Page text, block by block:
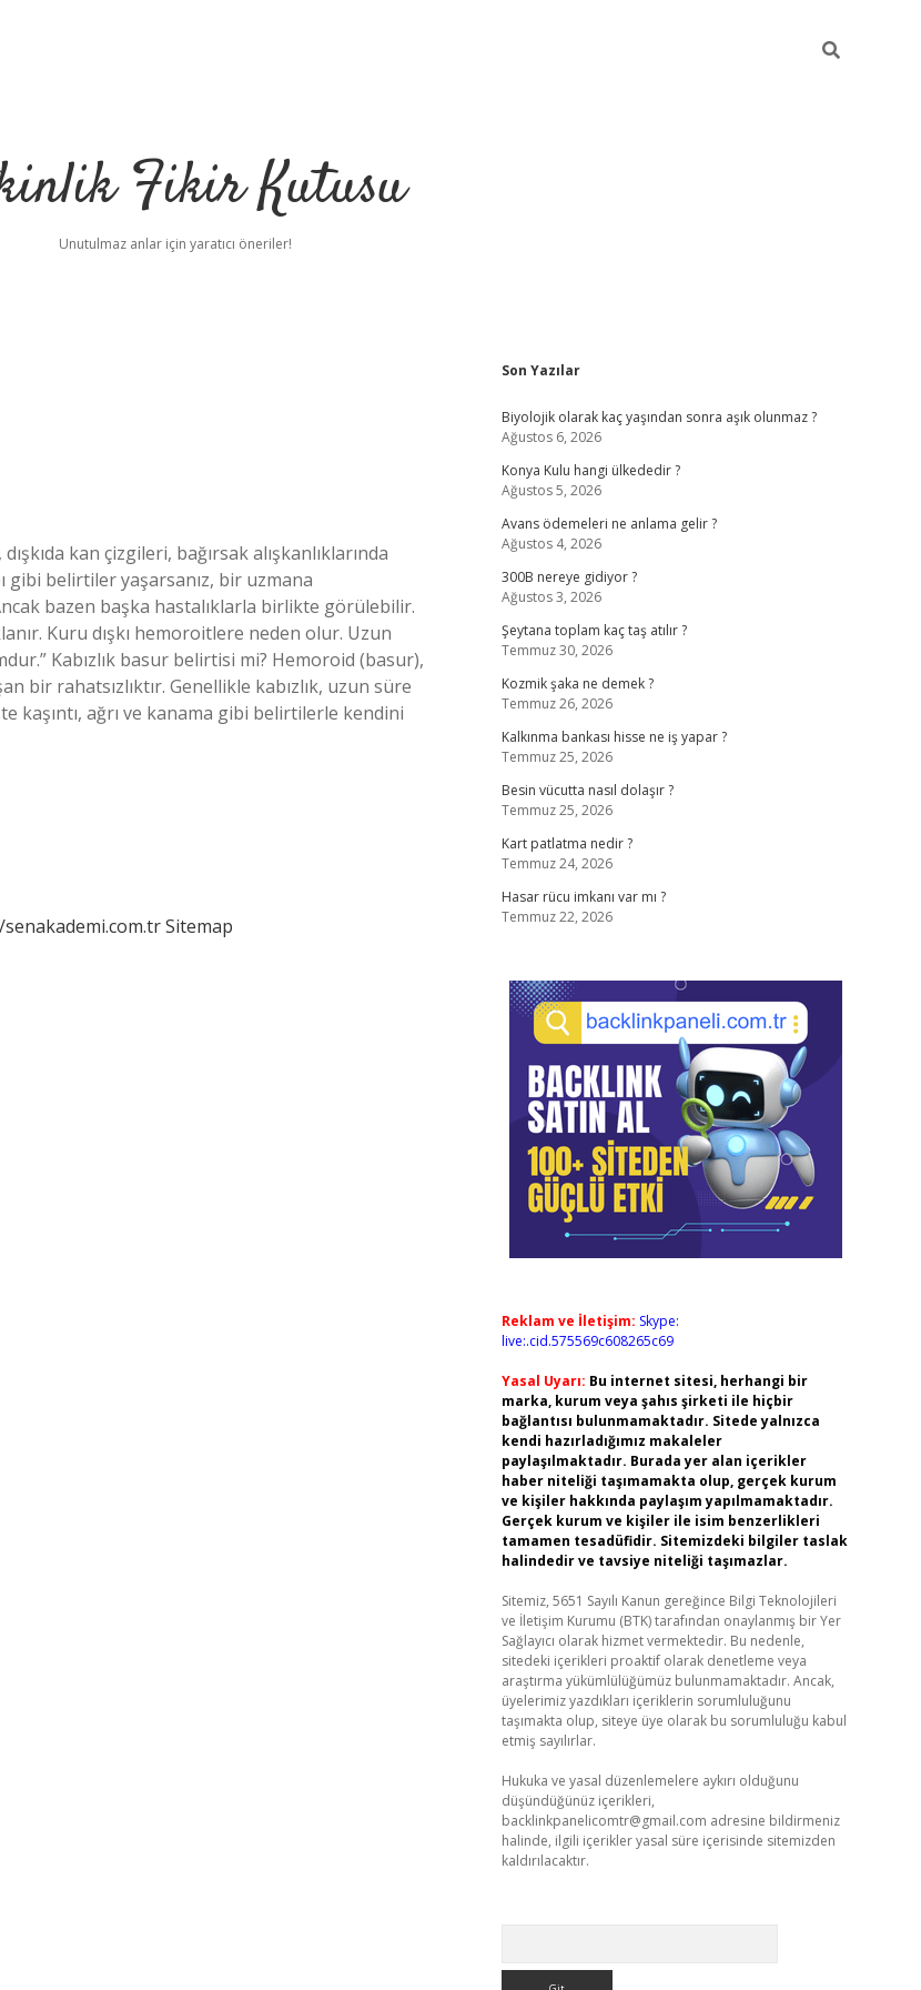
Fikir Kutusu
Unutulmaz anlar için yaratıcı öneriler!
kan çizgileri, bağırsak alışkanlıklarında
gibi belirtiler yaşarsanız, bir uzmana
bazen başka hastalıklarla birlikte görülebilir.
Kuru dışkı hemoroitlere neden olur. Uzun
Kabızlık basur belirtisi mi? Hemoroid (basur),
bir rahatsızlıktır. Genellikle kabızlık, uzun süre
kaşıntı, ağrı ve kanama gibi belirtilerle kendini
Sitemap
Sidebar
Son Yazılar
Biyolojik olarak kaç yaşından sonra aşık olunmaz ?
Ağustos 6, 2026
Konya Kulu hangi ülkededir ?
Ağustos 5, 2026
Avans ödemeleri ne anlama gelir ?
Ağustos 4, 2026
300B nereye gidiyor ?
Ağustos 3, 2026
Şeytana toplam kaç taş atılır ?
Temmuz 30, 2026
Kozmik şaka ne demek ?
Temmuz 26, 2026
Kalkınma bankası hisse ne iş yapar ?
Temmuz 25, 2026
Besin vücutta nasıl dolaşır ?
Temmuz 25, 2026
Kart patlatma nedir ?
Temmuz 24, 2026
Hasar rücu imkanı var mı ?
Temmuz 22, 2026
Reklam ve İletişim: Skype:
live:.cid.575569c608265c69
Yasal Uyarı: Bu internet sitesi, herhangi bir
marka, kurum veya şahıs şirketi ile hiçbir
bağlantısı bulunmamaktadır. Sitede yalnızca
kendi hazırladığımız makaleler
paylaşılmaktadır. Burada yer alan içerikler
haber niteliği taşımamakta olup, gerçek kurum
ve kişiler hakkında paylaşım yapılmamaktadır.
Gerçek kurum ve kişiler ile isim benzerlikleri
tamamen tesadüfidir. Sitemizdeki bilgiler taslak
halindedir ve tavsiye niteliği taşımazlar.
Sitemiz, 5651 Sayılı Kanun gereğince Bilgi Teknolojileri
ve İletişim Kurumu (BTK) tarafından onaylanmış bir Yer
Sağlayıcı olarak hizmet vermektedir. Bu nedenle,
sitedeki içerikleri proaktif olarak denetleme veya
araştırma yükümlülüğümüz bulunmamaktadır. Ancak,
üyelerimiz yazdıkları içeriklerin sorumluluğunu
taşımakta olup, siteye üye olarak bu sorumluluğu kabul
etmiş sayılırlar.
Hukuka ve yasal düzenlemelere aykırı olduğunu
düşündüğünüz içerikleri,
backlinkpanelicomtr@gmail.com adresine bildirmeniz
halinde, ilgili içerikler yasal süre içerisinde sitemizden
kaldırılacaktır.